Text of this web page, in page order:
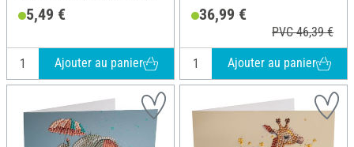
Métal
5,49 €
Ajouter au panier
36,99 €
PVC 46,39 €
Ajouter au panier